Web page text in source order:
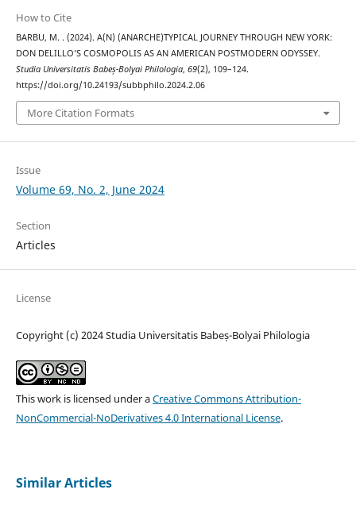
How to Cite
BARBU, M. . (2024). A(N) (ANARCHE)TYPICAL JOURNEY THROUGH NEW YORK:
DON DELILLO’S COSMOPOLIS AS AN AMERICAN POSTMODERN ODYSSEY.
Studia Universitatis Babeș-Bolyai Philologia, 69(2), 109–124.
https://doi.org/10.24193/subbphilo.2024.2.06
More Citation Formats
Issue
Volume 69, No. 2, June 2024
Section
Articles
License
Copyright (c) 2024 Studia Universitatis Babeș-Bolyai Philologia
This work is licensed under aCreative Commons Attribution-
NonCommercial-NoDerivatives 4.0 International License.
Similar Articles